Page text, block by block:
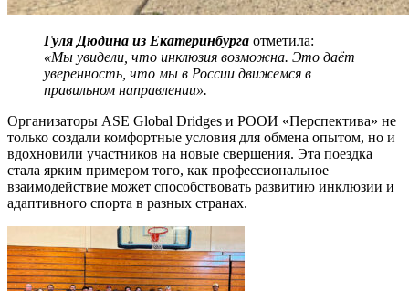
Гуля Дюдина из Екатеринбурга отметила:
«Мы увидели, что инклюзия возможна. Это даёт
уверенность, что мы в России движемся в
правильном направлении».
Организаторы ASE Global Dridges и РООИ «Перспектива» не
только создали комфортные условия для обмена опытом, но и
вдохновили участников на новые свершения. Эта поездка
стала ярким примером того, как профессиональное
взаимодействие может способствовать развитию инклюзии и
адаптивного спорта в разных странах.